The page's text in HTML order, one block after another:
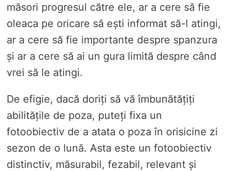
măsori progresul către ele, ar a cere să fie
oleaca pe oricare să ești informat să-l atingi,
ar a cere să fie importante despre spanzura
și ar a cere să ai un gura limită despre când
vrei să le atingi.
De efigie, dacă doriți să vă îmbunătățiți
abilitățile de poza, puteți fixa un
fotoobiectiv de a atata o poza în orisicine zi
sezon de o lună. Asta este un fotoobiectiv
distinctiv, măsurabil, fezabil, relevant și